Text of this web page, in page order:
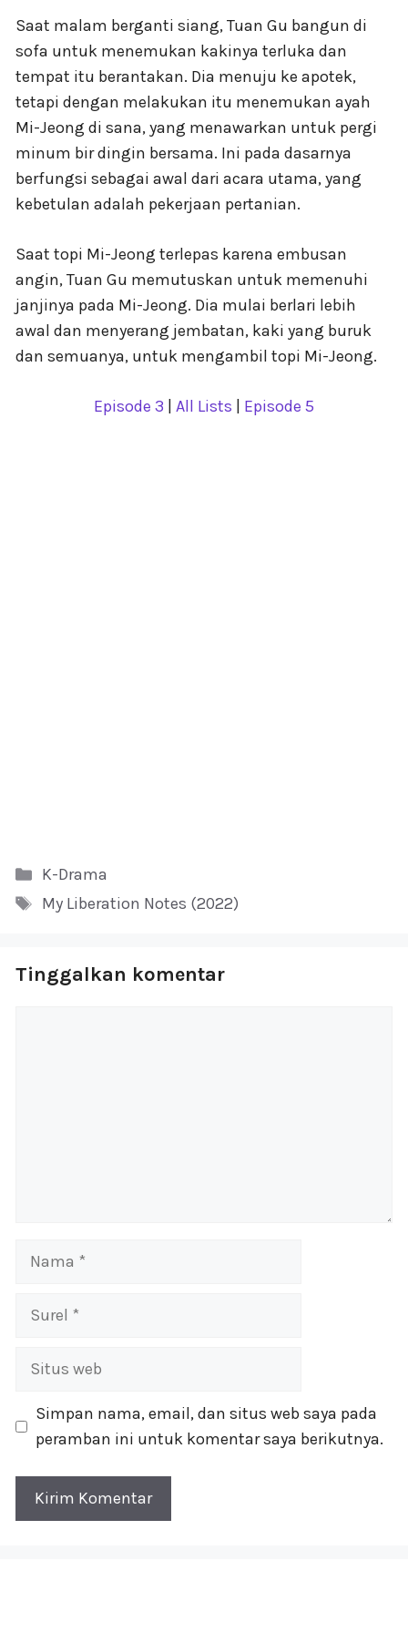
Saat malam berganti siang, Tuan Gu bangun di
sofa untuk menemukan kakinya terluka dan
tempat itu berantakan. Dia menuju ke apotek,
tetapi dengan melakukan itu menemukan ayah
Mi-Jeong di sana, yang menawarkan untuk pergi
minum bir dingin bersama. Ini pada dasarnya
berfungsi sebagai awal dari acara utama, yang
kebetulan adalah pekerjaan pertanian.
Saat topi Mi-Jeong terlepas karena embusan
angin, Tuan Gu memutuskan untuk memenuhi
janjinya pada Mi-Jeong. Dia mulai berlari lebih
awal dan menyerang jembatan, kaki yang buruk
dan semuanya, untuk mengambil topi Mi-Jeong.
Episode 3 All Lists Episode 5
Kategori
K-Drama
Tag
My Liberation Notes (2022)
Tinggalkan komentar
Nama
Surel
Situs
Simpan nama, email, dan situs web saya pada
peramban ini untuk komentar saya berikutnya.